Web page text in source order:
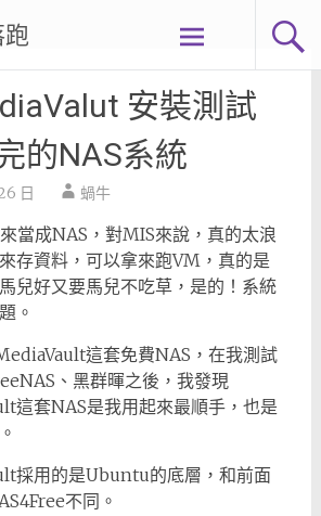
安裝測試
的NAS系統
日 蝸牛
當成NAS，對MIS來說，真的太浪
存資料，可以拿來跑VM，真的是
兒好又要馬兒不吃草，是的！系統
。
這套免費NAS，在我測試
、黑群暉之後，我發現
這套NAS是我用起來最順手，也是
採用的是Ubuntu的底層，和前面
不同。